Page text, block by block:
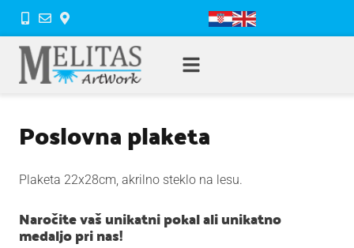
Poslovna plaketa
Plaketa 22x28cm, akrilno steklo na lesu.
Naročite vaš unikatni pokal ali unikatno
medaljo pri nas!